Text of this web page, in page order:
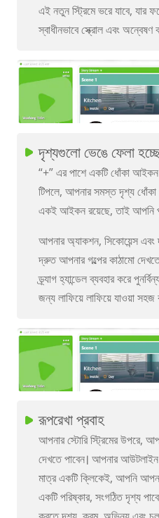
এই নতুন স্ট্রিমে ভরে যাবে,
স্বাধীনভাবে স্ক্রোল এবং অন্বেষণ
দৃশ্যগুলো ভেঙে ফেলা
“+” এর পাশে একটি ধোঁকা
টিপলে, আপনার সমস্ত দৃশ্য ধোঁকা
একই আইকন রয়েছে, তাই আপনি
আপনার অ্যাকশন, সিকোয়েন্স
দ্রুত আপনার গল্পের কাঠামো
ড্র্যাগ হ্যান্ডেল ব্যবহার করে
জন্য লাফিয়ে লাফিয়ে যাওয়া
রূপরেখা প্রবাহ
আপনার স্টোরি স্ট্রিমের উপরে,
দেখতে পাবেন। আপনার
মাত্র একটি ক্লিকেই, আপনি
একটি পরিষ্কার, সংগঠিত দৃশ্য